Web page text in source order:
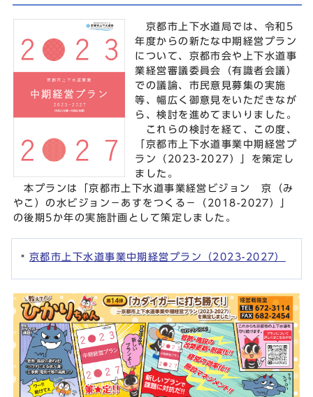
京都市上下水道局では、令和5
年度からの新たな中期経営プラン
について、京都市会や上下水道事
業経営審議委員会（有識者会議）
での議論、市民意見募集の実施
等、幅広く御意見をいただきなが
ら、検討を進めてまいりました。
これらの検討を経て、この度、
「京都市上下水道事業中期経営プ
ラン（2023-2027）」を策定し
ました。
本プランは「京都市上下水道事業経営ビジョン 京（み
やこ）の水ビジョン－あすをつくる－（2018-2027）」
の後期5か年の実施計画として策定しました。
京都市上下水道事業中期経営プラン（2023-2027）